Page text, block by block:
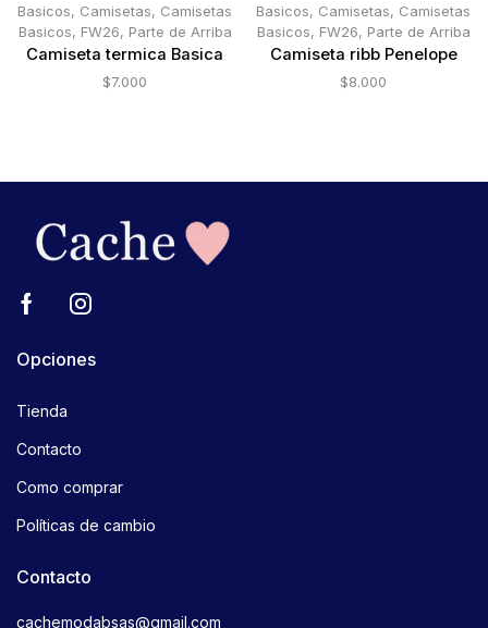
Basicos, Camisetas, Camisetas
Basicos, FW26, Parte de Arriba
Camiseta termica Basica
$7.000
Basicos, Camisetas, Camisetas
Basicos, FW26, Parte de Arriba
Camiseta ribb Penelope
$8.000
Opciones
Tienda
Contacto
Como comprar
Políticas de cambio
Contacto
cachemodabsas@gmail.com